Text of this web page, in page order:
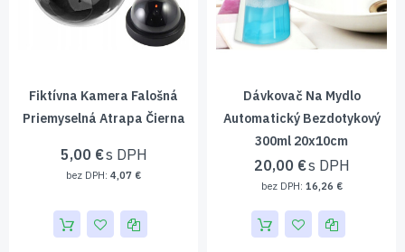
Fiktívna Kamera Falošná
Priemyselná Atrapa Čierna
5,00 €
4,07 €
Dávkovač Na Mydlo
Automatický Bezdotykový
300ml 20x10cm
20,00 €
16,26 €